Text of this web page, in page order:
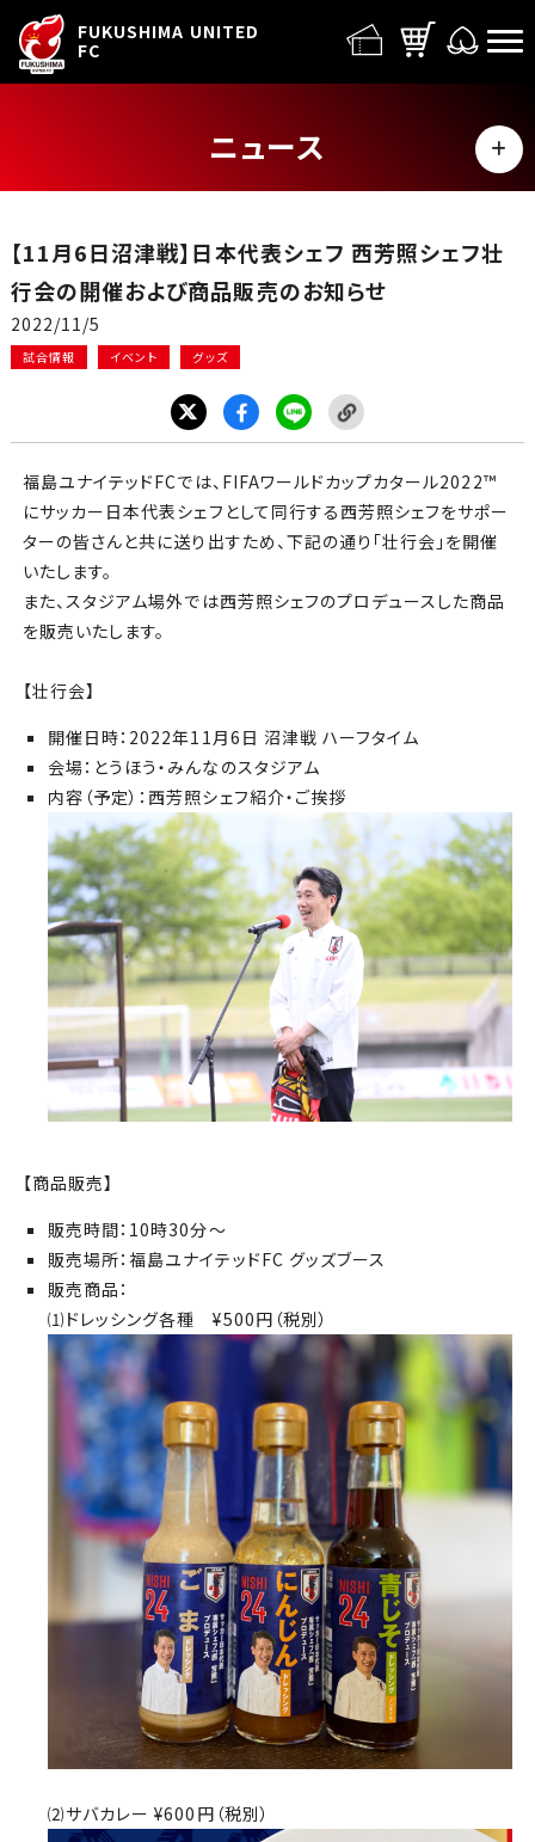
FUKUSHIMA UNITED
FC
ニュース
MENU
イベント
グッズ
チケット
アカデミー・スクール
まちづくり
パートナー
NPO
その他
【11月6日沼津戦】日本代表シェフ 西芳照シェフ壮
行会の開催および商品販売のお知らせ
2022/11/5
試合情報 イベント グッズ
福島ユナイテッドFCでは、FIFAワールドカップカタール2022™
にサッカー日本代表シェフとして同行する西芳照シェフをサポー
ターの皆さんと共に送り出すため、下記の通り「壮行会」を開催
いたします。
また、スタジアム場外では西芳照シェフのプロデュースした商品
を販売いたします。
【壮行会】
開催日時：2022年11月6日 沼津戦 ハーフタイム
会場：とうほう・みんなのスタジアム
内容（予定）：西芳照シェフ紹介・ご挨拶
【商品販売】
販売時間：10時30分～
販売場所：福島ユナイテッドFC グッズブース
販売商品：
⑴ドレッシング各種 ¥500円（税別）
⑵サバカレー ¥600円（税別）